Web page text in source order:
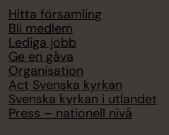
Hitta församling
Bli medlem
Lediga jobb
Ge en gåva
Organisation
Act Svenska kyrkan
Svenska kyrkan i utlandet
Press – nationell nivå